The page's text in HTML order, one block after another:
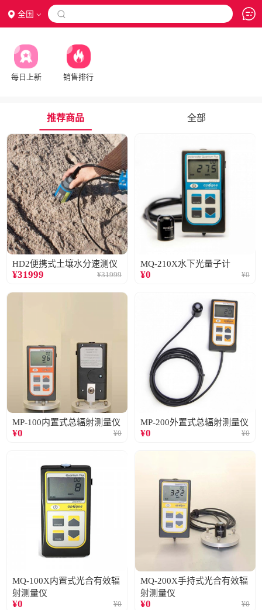
全国 
每日上新 销售排行
推荐商品 全部
HD2便携式土壤水分速测仪
¥31999 ¥31999
MQ-210X水下光量子计
¥0 ¥0
MP-100内置式总辐射测量仪
¥0 ¥0
MP-200外置式总辐射测量仪
¥0 ¥0
MQ-100X内置式光合有效辐
射测量仪
¥0 ¥0
MQ-200X手持式光合有效辐
射测量仪
¥0 ¥0